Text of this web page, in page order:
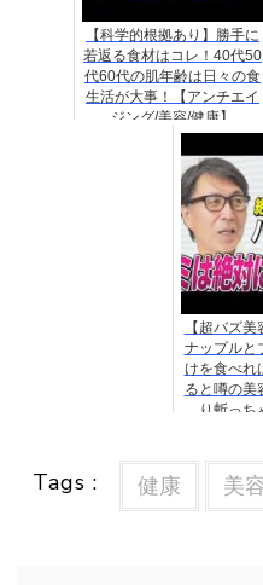
【科学的根拠あり】勝手に
若返る食材はコレ！40代50
代60代の肌年齢は日々の食
生活が大事！【アンチエイ
ジング/美容/健康】
【超バズ
ナップルと
けを食べれ
ると噂の美
り斬っち
Tags : 健康 美